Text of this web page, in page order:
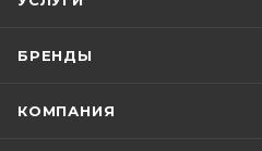
БРЕНДЫ
КОМПАНИЯ